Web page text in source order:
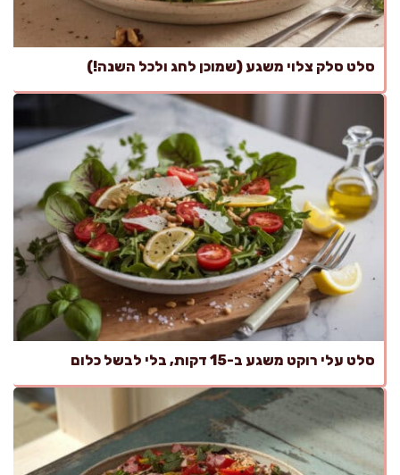
סלט סלק צלוי משגע (שמוכן לחג ולכל השנה!)
סלט עלי רוקט משגע ב-15 דקות, בלי לבשל כלום